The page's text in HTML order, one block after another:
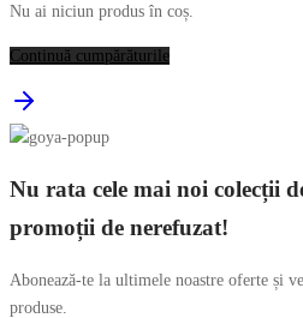
Nu ai niciun produs în coș.
Continuă cumpărăturile
Nu rata cele mai noi colecții
promoții de nerefuzat!
Abonează-te la ultimele noastre oferte și
produse.